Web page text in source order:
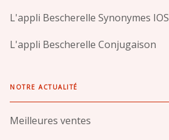
L'appli Bescherelle Synonymes IOS
L'appli Bescherelle Conjugaison
NOTRE ACTUALITÉ
Meilleures ventes